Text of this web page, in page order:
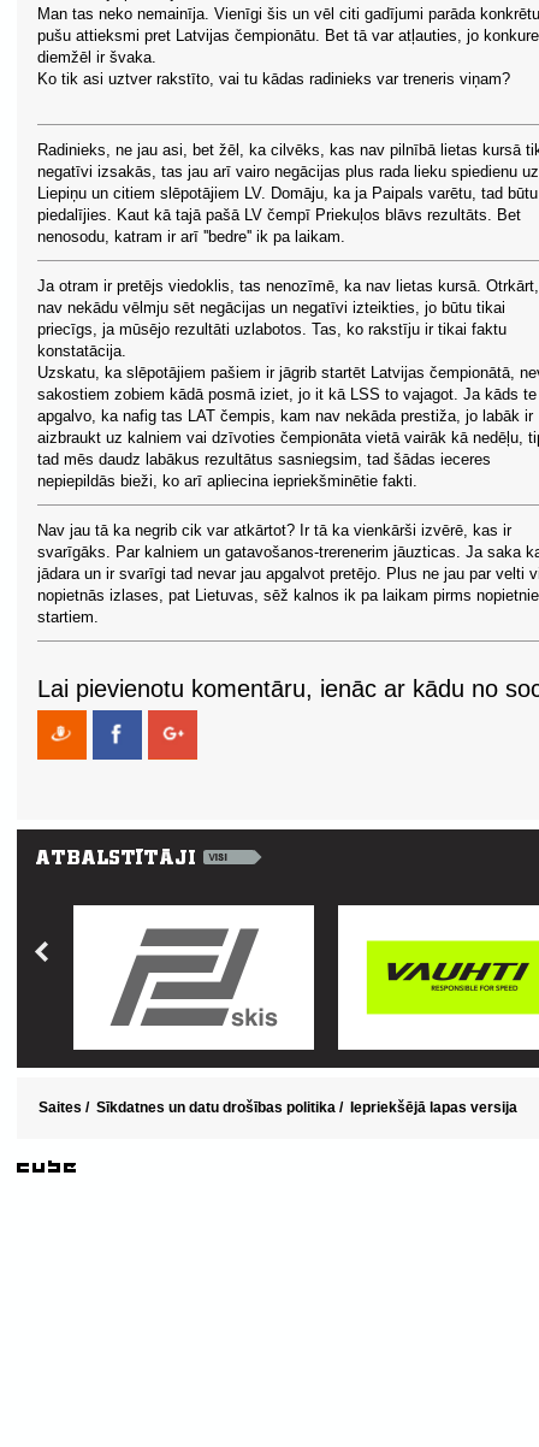
Man tas neko nemainīja. Vienīgi šis un vēl citi gadījumi parāda konkrētu
pušu attieksmi pret Latvijas čempionātu. Bet tā var atļauties, jo
diemžēl ir švaka.
Ko tik asi uztver rakstīto, vai tu kādas radinieks var treneris viņam?
Radinieks, ne jau asi, bet žēl, ka cilvēks, kas nav pilnībā lietas kursā
negatīvi izsakās, tas jau arī vairo negācijas plus rada lieku spiedienu uz
Liepiņu un citiem slēpotājiem LV. Domāju, ka ja Paipals varētu, tad būtu
piedalījies. Kaut kā tajā pašā LV čempī Priekuļos blāvs rezultāts. Bet
nenosodu, katram ir arī ''bedre'' ik pa laikam.
Ja otram ir pretējs viedoklis, tas nenozīmē, ka nav lietas kursā. Otrkārt,
nav nekādu vēlmju sēt negācijas un negatīvi izteikties, jo būtu tikai
priecīgs, ja mūsējo rezultāti uzlabotos. Tas, ko rakstīju ir tikai faktu
konstatācija.
Uzskatu, ka slēpotājiem pašiem ir jāgrib startēt Latvijas čempionātā,
sakostiem zobiem kādā posmā iziet, jo it kā LSS to vajagot. Ja kāds te
apgalvo, ka nafig tas LAT čempis, kam nav nekāda prestiža, jo labāk ir
aizbraukt uz kalniem vai dzīvoties čempionāta vietā vairāk kā nedēļu,
tad mēs daudz labākus rezultātus sasniegsim, tad šādas ieceres
nepiepildās bieži, ko arī apliecina iepriekšminētie fakti.
Nav jau tā ka negrib cik var atkārtot? Ir tā ka vienkārši izvērē, kas ir
svarīgāks. Par kalniem un gatavošanos-trerenerim jāuzticas. Ja saka
jādara un ir svarīgi tad nevar jau apgalvot pretējo. Plus ne jau par velti
nopietnās izlases, pat Lietuvas, sēž kalnos ik pa laikam pirms nopietnie
startiem.
Lai pievienotu komentāru, ienāc ar kādu no
Saites / Sīkdatnes un datu drošības politika / Iepriekšējā lapas versija